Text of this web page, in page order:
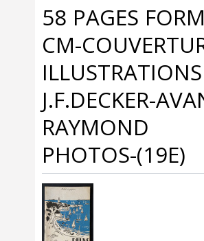
‎58 PAGES
CM-
J.F.DECKER-
RAYMOND
PHOTOS-(19E)‎